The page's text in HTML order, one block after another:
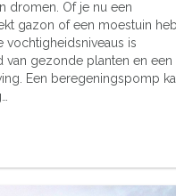
dromen. Of je nu een
gazon of een moestuin
vochtigheidsniveaus is
gezonde planten en een
Een beregeningspomp